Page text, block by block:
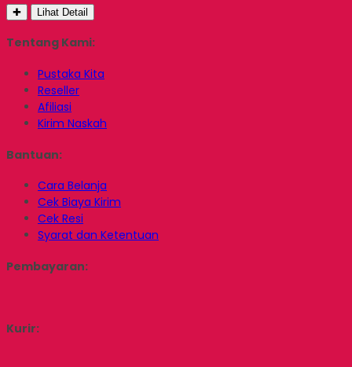
✚ Lihat Detail
Tentang Kami:
Pustaka Kita
Reseller
Afiliasi
Kirim Naskah
Bantuan:
Cara Belanja
Cek Biaya Kirim
Cek Resi
Syarat dan Ketentuan
Pembayaran:
Kurir: